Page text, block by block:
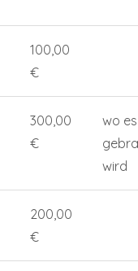
100,00
€
300,00
€
wo es
wird
200,00
€